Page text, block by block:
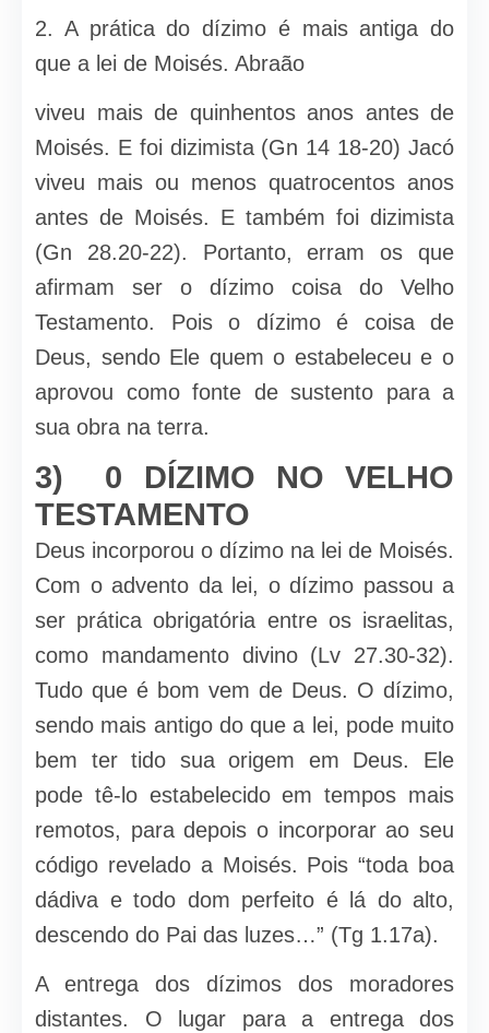
2. A prática do dízimo é mais antiga do
que a lei de Moisés. Abraão
viveu mais de quinhentos anos antes de
Moisés. E foi dizimista (Gn 14 18-20) Jacó
viveu mais ou menos quatrocentos anos
antes de Moisés. E também foi dizimista
(Gn 28.20-22). Portanto, erram os que
afirmam ser o dízimo coisa do Velho
Testamento. Pois o dízimo é coisa de
Deus, sendo Ele quem o estabeleceu e o
aprovou como fonte de sustento para a
sua obra na terra.
3) 0 DÍZIMO NO VELHO
TESTAMENTO
Deus incorporou o dízimo na lei de Moisés.
Com o advento da lei, o dízimo passou a
ser prática obrigatória entre os israelitas,
como mandamento divino (Lv 27.30-32).
Tudo que é bom vem de Deus. O dízimo,
sendo mais antigo do que a lei, pode muito
bem ter tido sua origem em Deus. Ele
pode tê-lo estabe­lecido em tempos mais
remotos, para depois o incorporar ao seu
código revelado a Moisés. Pois “toda boa
dádiva e todo dom perfeito é lá do alto,
descendo do Pai das luzes…” (Tg 1.17a).
A entrega dos dízimos dos moradores
distantes. O lugar para a entrega dos